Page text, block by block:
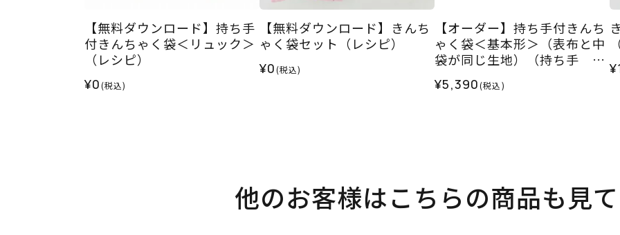
【無料ダウンロード】持ち手
付きんちゃく袋＜リュック＞
（レシピ）
¥0(税込)
【無料ダウンロード】きんち
ゃく袋セット（レシピ）
¥0(税込)
【オーダー】持ち手付きんち
ゃく袋＜基本形＞（表布と中
袋が同じ生地）（持ち手 共
手 スラブコットン）＜お仕
¥5,390(税込)
他のお客様はこちらの商品も見